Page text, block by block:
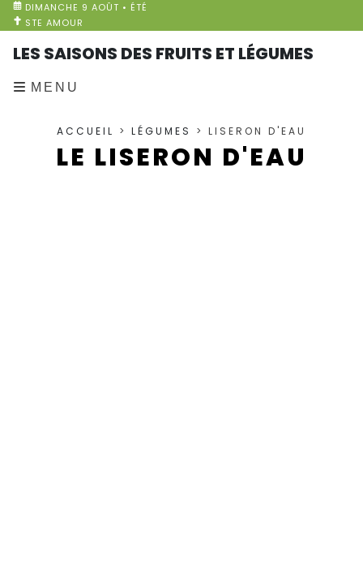
DIMANCHE 9 AOÛT • ÉTÉ
STE AMOUR
LES SAISONS DES FRUITS ET LÉGUMES
MENU
ACCUEIL > LÉGUMES > LISERON D'EAU
LE LISERON D'EAU